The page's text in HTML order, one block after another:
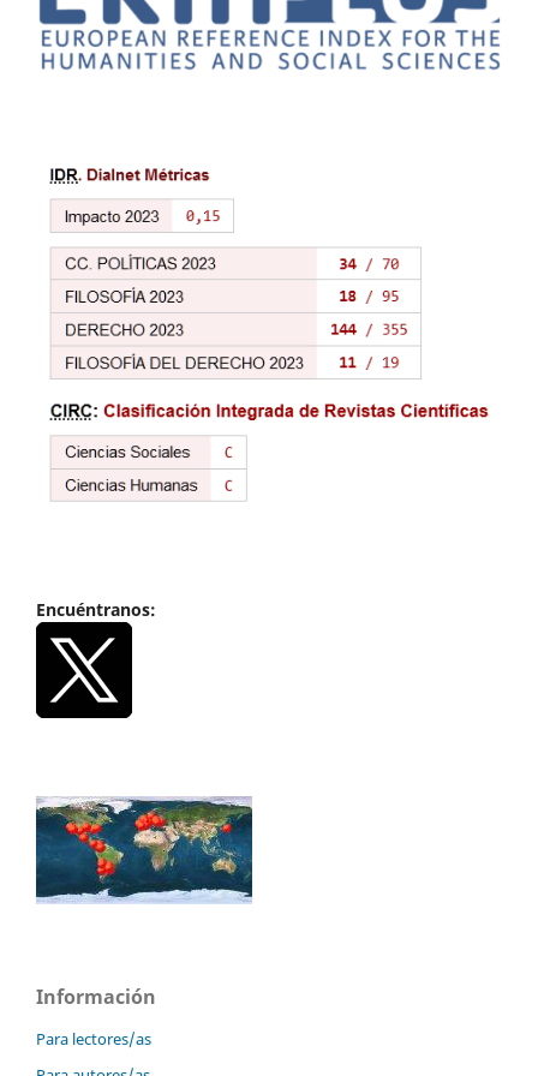
Encuéntranos:
Información
Para lectores/as